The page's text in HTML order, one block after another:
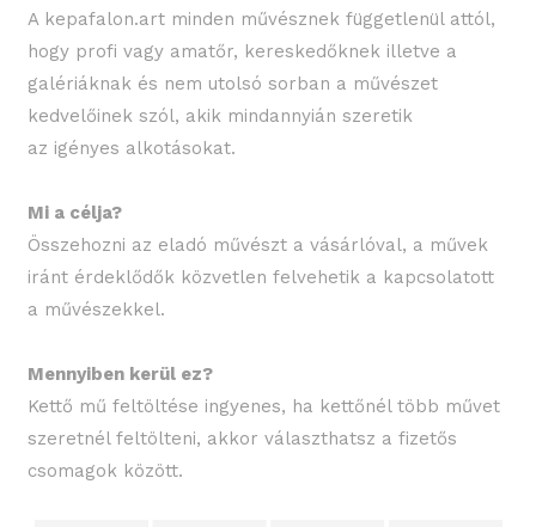
A kepafalon.art minden művésznek függetlenül attól,
hogy profi vagy amatőr, kereskedőknek illetve a
galériáknak és nem utolsó sorban a művészet
kedvelőinek szól, akik mindannyián szeretik
az igényes alkotásokat.
Mi a célja?
Összehozni az eladó művészt a vásárlóval, a művek
iránt érdeklődők közvetlen felvehetik a kapcsolatott
a művészekkel.
Mennyiben kerül ez?
Kettő mű feltöltése ingyenes, ha kettőnél több művet
szeretnél feltölteni, akkor választhatsz a fizetős
csomagok között.